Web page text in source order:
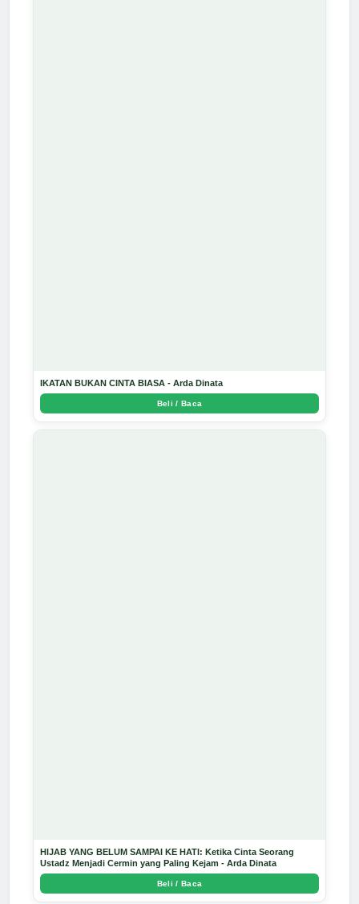
IKATAN BUKAN CINTA BIASA - Arda Dinata
Beli / Baca
HIJAB YANG BELUM SAMPAI KE HATI: Ketika Cinta Seorang
Ustadz Menjadi Cermin yang Paling Kejam - Arda Dinata
Beli / Baca